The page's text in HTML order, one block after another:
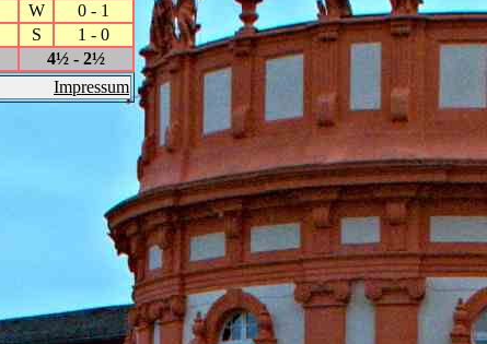
W
0 - 1
S
1 - 0
4½ - 2½
Impressum